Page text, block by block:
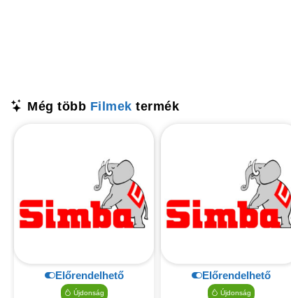
Még több Filmek termék
Előrendelhető
Újdonság
Előrendelhető
Újdonság